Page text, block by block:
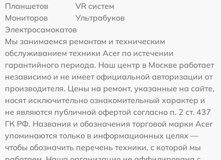
Планшетов
VR систем
Мониторов
Ультрабуков
Электросамокатов
Мы занимаемся ремонтом и техническим
обслуживанием техники Acer по истечении
гарантийного периода. Наш центр в Москве работает
независимо и не имеет официальной авторизации от
производителя. Цены на ремонт, указанные на сайте,
носят исключительно ознакомительный характер и
не являются публичной офертой согласно п. 2 ст. 437
ГК РФ. Названия и обозначения торговой марки Acer
упоминаются только в информационных целях —
чтобы обозначить перечень техники, с которой мы